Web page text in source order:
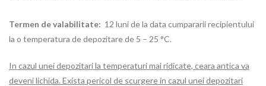
Termen de valabilitate: 12 luni de la data cumpararii recipientului
la o temperatura de depozitare de 5 – 25 °C.
In cazul unei depozitari la temperaturi mai ridicate, ceara antica va
deveni lichida. Exista pericol de scurgere in cazul unei depozitari